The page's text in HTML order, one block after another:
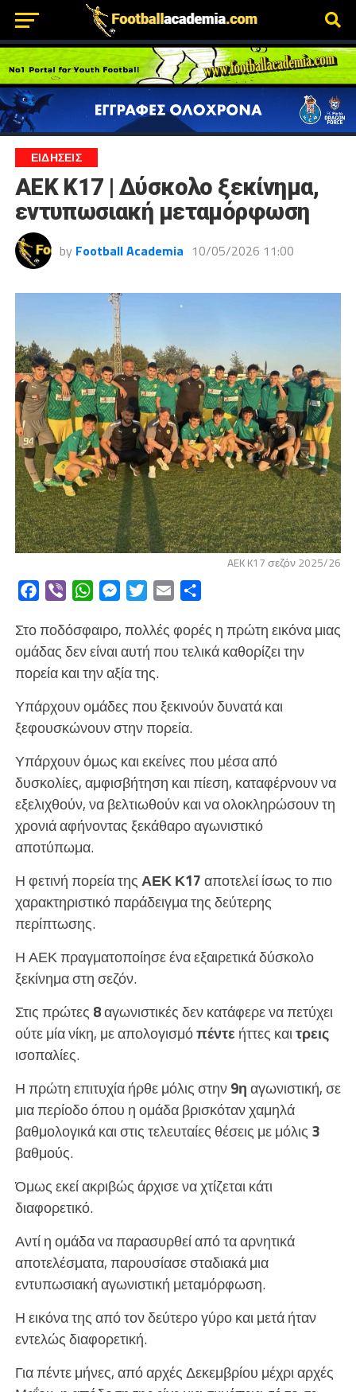
ΕΙΔΗΣΕΙΣ
ΑΕΚ Κ17 | Δύσκολο ξεκίνημα,
εντυπωσιακή μεταμόρφωση
by Football Academia 10/05/2026 11:00
AEK K17 σεζόν 2025/26
Facebook
Viber WhatsAppMessengerTwitterEmail
Στο ποδόσφαιρο, πολλές φορές η πρώτη εικόνα μιας
ομάδας δεν είναι αυτή που τελικά καθορίζει την
πορεία και την αξία της.
Υπάρχουν ομάδες που ξεκινούν δυνατά και
ξεφουσκώνουν στην πορεία.
Υπάρχουν όμως και εκείνες που μέσα από
δυσκολίες, αμφισβήτηση και πίεση, καταφέρνουν να
εξελιχθούν, να βελτιωθούν και να ολοκληρώσουν τη
χρονιά αφήνοντας ξεκάθαρο αγωνιστικό
αποτύπωμα.
Η φετινή πορεία τηςΑΕΚ Κ17αποτελεί ίσως το πιο
χαρακτηριστικό παράδειγμα της δεύτερης
περίπτωσης.
Η ΑΕΚ πραγματοποίησε ένα εξαιρετικά δύσκολο
ξεκίνημα στη σεζόν.
Στις πρώτες 8αγωνιστικές δεν κατάφερε να πετύχει
ούτε μία νίκη, με απολογισμόπέντε ήττες καιτρεις
ισοπαλίες.
Η πρώτη επιτυχία ήρθε μόλις στην9ηαγωνιστική, σε
μια περίοδο όπου η ομάδα βρισκόταν χαμηλά
βαθμολογικά και στις τελευταίες θέσεις με μόλις 3
βαθμούς.
Όμως εκεί ακριβώς άρχισε να χτίζεται κάτι
διαφορετικό.
Αντί η ομάδα να παρασυρθεί από τα αρνητικά
αποτελέσματα, παρουσίασε σταδιακά μια
εντυπωσιακή αγωνιστική μεταμόρφωση.
Η εικόνα της από τον δεύτερο γύρο και μετά ήταν
εντελώς διαφορετική.
Για πέντε μήνες, από αρχές Δεκεμβρίου μέχρι αρχές